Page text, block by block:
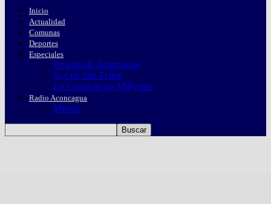
Inicio
Actualidad
Comunas
Deportes
Especiales
Picadas de Aconcagua
Soy de San Felipe
La Lucha de las MiPymes
Radio Aconcagua
Misión